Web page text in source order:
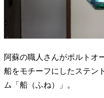
阿蘇の職人さんがポルトオ
船をモチーフにしたステン
ム「船（ふね）」。